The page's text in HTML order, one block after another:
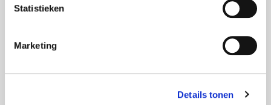
Statistieken
Marketing
Details tonen
Philips Displays
Projecta Projektionswände
Promethean Activ